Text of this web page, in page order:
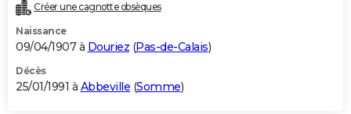
Créer une cagnotte obsèques
Naissance
09/04/1907 à Douriez (Pas-de-Calais)
Décès
25/01/1991 à Abbeville (Somme)